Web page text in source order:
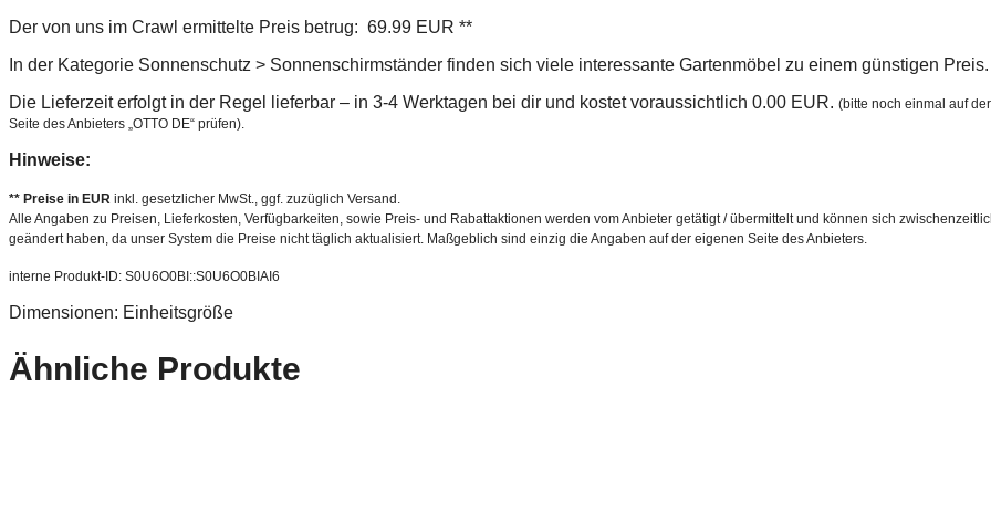
Der von uns im Crawl ermittelte Preis betrug: 69.99 EUR **
In der Kategorie Sonnenschutz > Sonnenschirmständer finden sich viele interessante Gartenmöbel zu einem günstigen Preis.
Die Lieferzeit erfolgt in der Regel lieferbar – in 3-4 Werktagen bei dir und kostet voraussichtlich 0.00 EUR. (bitte noch einmal auf der
Seite des Anbieters „OTTO DE“ prüfen).
Hinweise:
** Preise in EUR inkl. gesetzlicher MwSt., ggf. zuzüglich Versand.
Alle Angaben zu Preisen, Lieferkosten, Verfügbarkeiten, sowie Preis- und Rabattaktionen werden vom Anbieter getätigt / übermittelt und können sich
geändert haben, da unser System die Preise nicht täglich aktualisiert. Maßgeblich sind einzig die Angaben auf der eigenen Seite des Anbieters.
interne Produkt-ID: S0U6O0BI::S0U6O0BIAI6
Dimensionen: Einheitsgröße
Ähnliche Produkte